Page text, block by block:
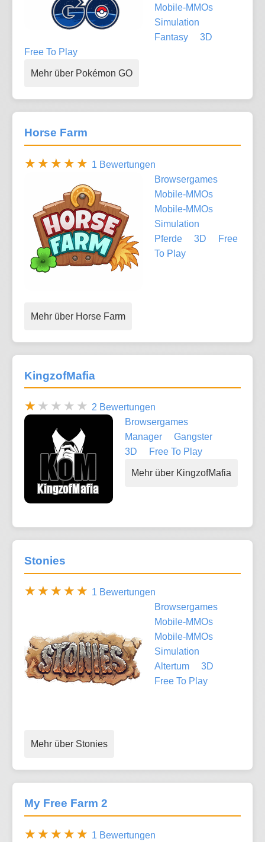
Mobile-MMOs
Simulation
Fantasy
3D
Free To Play
Mehr über Pokémon GO
Horse Farm
1 Bewertungen
Browsergames
Mobile-MMOs
Mobile-MMOs
Simulation
Pferde
3D
Free
To Play
Mehr über Horse Farm
KingzofMafia
2 Bewertungen
Browsergames
Manager
Gangster
3D
Free To Play
Mehr über KingzofMafia
Stonies
1 Bewertungen
Browsergames
Mobile-MMOs
Mobile-MMOs
Simulation
Altertum
3D
Free To Play
Mehr über Stonies
My Free Farm 2
1 Bewertungen